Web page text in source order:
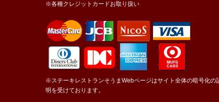
※各種クレジットカードお取り扱い
※ステーキレストランそうまWebページはサイト全体の暗号化の
明を受けております。